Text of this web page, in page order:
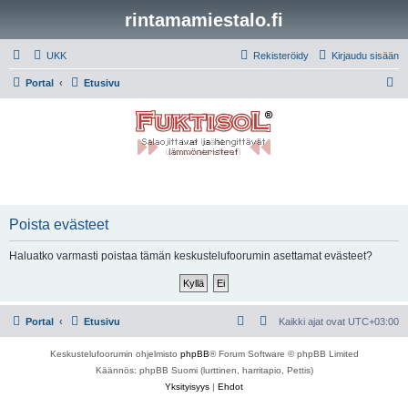
rintamamiestalo.fi
UKK Kirjaudu sisään
Rekisteröidy
Portal Etusivu
Poista evästeet
Haluatko varmasti poistaa tämän keskustelufoorumin asettamat evästeet?
Portal Etusivu Kaikki ajat ovat UTC+03:00
Keskustelufoorumin ohjelmisto phpBB® Forum Software © phpBB Limited
Käännös: phpBB Suomi (lurttinen, harritapio, Pettis)
Yksityisyys | Ehdot